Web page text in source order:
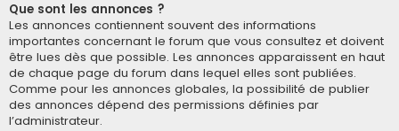
Que sont les annonces ?
Les annonces contiennent souvent des informations
importantes concernant le forum que vous consultez et doivent
être lues dès que possible. Les annonces apparaissent en haut
de chaque page du forum dans lequel elles sont publiées.
Comme pour les annonces globales, la possibilité de publier
des annonces dépend des permissions définies par
l’administrateur.